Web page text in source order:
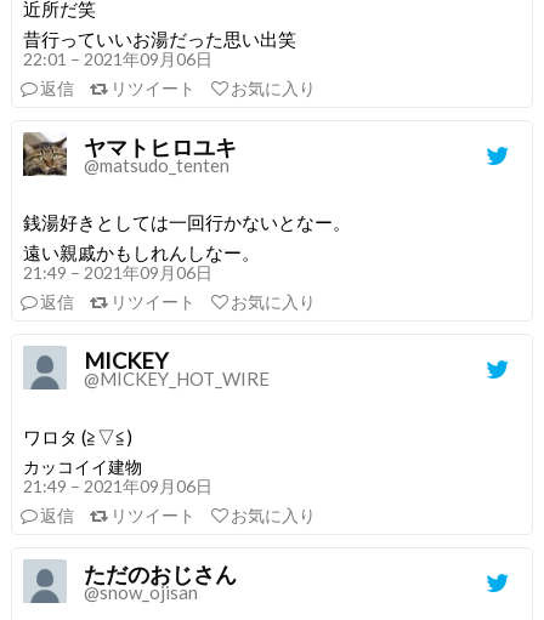
近所だ笑
昔行っていいお湯だった思い出笑
22:01 – 2021年09月06日
返信
リツイート お気に入り
ヤマトヒロユキ
@matsudo_tenten
銭湯好きとしては一回行かないとなー。
遠い親戚かもしれんしなー。
21:49 – 2021年09月06日
返信
リツイート お気に入り
MICKEY
@MICKEY_HOT_WIRE
ワロタ (≧▽≦)
カッコイイ建物
21:49 – 2021年09月06日
返信
リツイート お気に入り
ただのおじさん
@snow_ojisan